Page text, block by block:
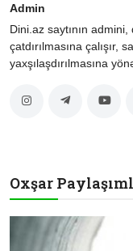
Admin
Dini.az saytının
çatdırılmasına çalışır,
yaxşılaşdırılmasına
Oxşar